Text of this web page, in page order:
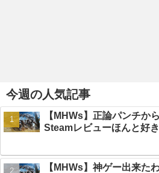
今週の人気記事
【MHWs】正論パンチか
Steamレビューほんと好き
【MHWs】神ゲー出来た